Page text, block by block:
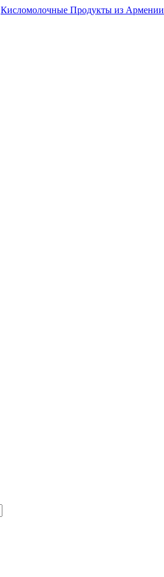
Кисломолочные Продукты из Армении